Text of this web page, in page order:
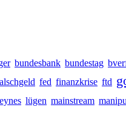
bundesbank bundestag
fed finanzkrise ftd
lügen mainstream